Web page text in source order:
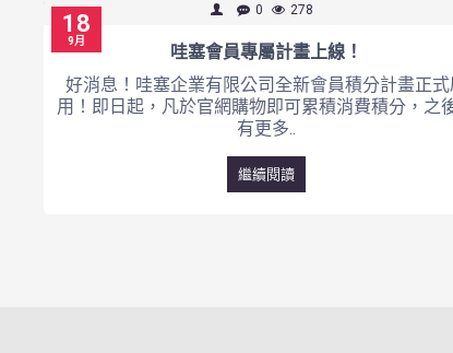
18
9月
0 278
哇塞會員專屬計畫上線！
好消息！哇塞企業有限公司全新會員積分計畫正
用！即日起，凡於官網購物即可累積消費積分，之
有更多..
繼續閱讀